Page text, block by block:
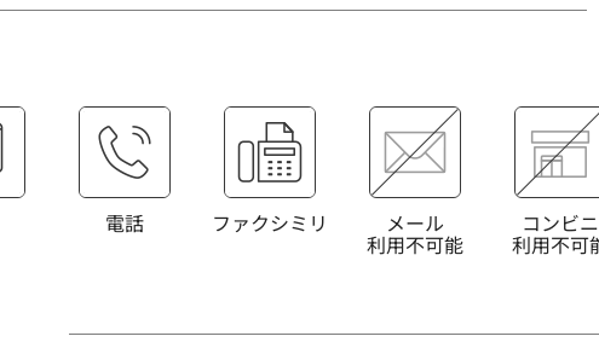
電話 ファクシミリ メール
利用不可能
コンビニ
利用不可